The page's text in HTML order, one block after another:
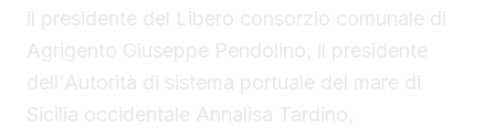
il presidente del Libero consorzio comunale di
Agrigento Giuseppe Pendolino, il presidente
dell'Autorità di sistema portuale del mare di
Sicilia occidentale Annalisa Tardino,